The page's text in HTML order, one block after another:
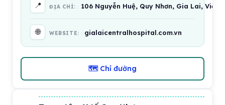
📍 ĐỊA CHỈ: 106 Nguyễn Huệ, Quy Nhơn, Gia Lai, Việt
🌐 WEBSITE: gialaicentralhospital.com.vn
🗺 Chỉ đường